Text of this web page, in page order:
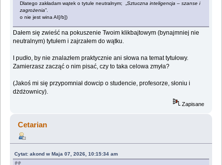
Dlatego zakładam wątek o tytule neutralnym; „Sztuczna inteligencja – szanse i
zagrożenia”.
o nie jest wina AI[/b])
Dałem się zwieść na pokuszenie Twoim klikbajtowym (bynajmniej nie
neutralnym) tytułem i zajrzałem do wątku.
I pudło, by nie znalazłem praktycznie ani słowa na temat tytułowy.
Zamierzasz zacząć o nim pisać, czy to taka celowa zmyła?
(Jakoś mi się przypomniał dowcip o studencie, profesorze, słoniu i
dżdżownicy).
Zapisane
Cetarian
Cytat: akond w Maja 07, 2026, 10:15:34 am